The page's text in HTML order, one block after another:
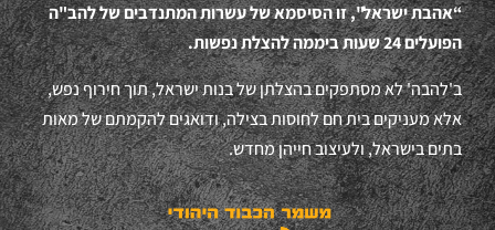
“אהבת ישראל", זו הסיסמא של עשרות המתנדבים של להב"ה
הפועלים 24 שעות ביממה להצלת נפשות.
ב'להבה' לא מסתפקים בהצלתן של בנות ישראל, תוך חירוף נפש,
אלא מעניקים בית חם לחוסות בצילה, ודואגים להקמתם של מאות
בתים בישראל, ולעיצוב חייהן מחדש.